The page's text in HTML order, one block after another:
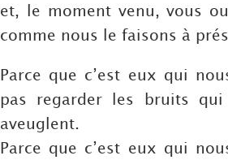
et, le moment venu, vous
comme nous le faisons à
Parce que c’est eux qui
pas regarder les bruits qui
aveuglent.
Parce que c’est eux qui